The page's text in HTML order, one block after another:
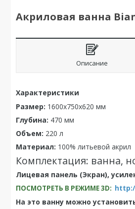
Акриловая ванна
Описание
Характеристики
Размер: 1600x750x620 мм
Глубина: 470 мм
Объем: 220 л
Материал: 100% литьевой акрил
Комплектация: ванна,
Лицевая панель (Экран),
ПОСМОТРЕТЬ В РЕЖИМЕ 3D:
На это ванну можно